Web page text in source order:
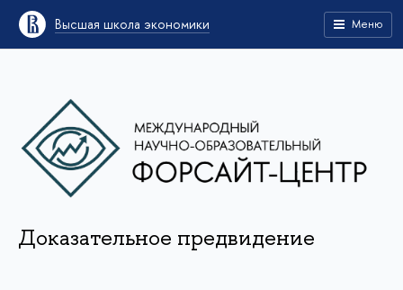
Высшая школа экономики Меню
Доказательное предвидение